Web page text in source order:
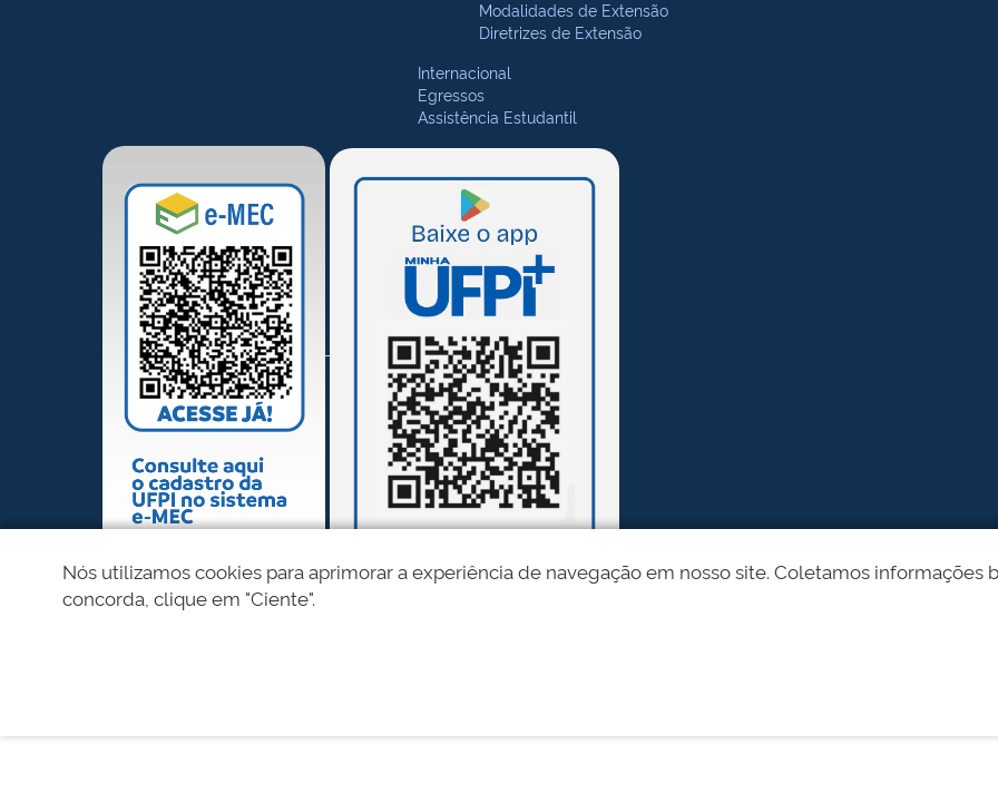
Modalidades de Extensão
Diretrizes de Extensão
Internacional
Egressos
Assistência Estudantil
Nós utilizamos cookies para aprimorar a experiência de navegação em nosso site. Coletamos informações
concorda, clique em "Ciente".